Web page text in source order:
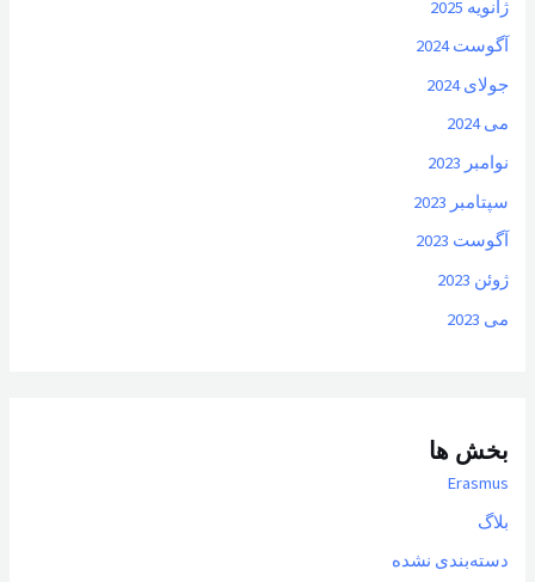
ژانویه 2025
آگوست 2024
جولای 2024
می 2024
نوامبر 2023
سپتامبر 2023
آگوست 2023
ژوئن 2023
می 2023
بخش ها
Erasmus
بلاگ
دسته‌بندی نشده